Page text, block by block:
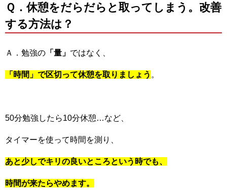
Ｑ．休憩をだらだらと取ってしまう。改善
する方法は？
Ａ．勉強の 「量」 ではなく、
「時間」で区切って休憩を取りましょう 。
50分勉強したら10分休憩…など、
タイマーを使って時間を測り、
あと少しでキリの良いところという時でも、
時間が来たらやめます。